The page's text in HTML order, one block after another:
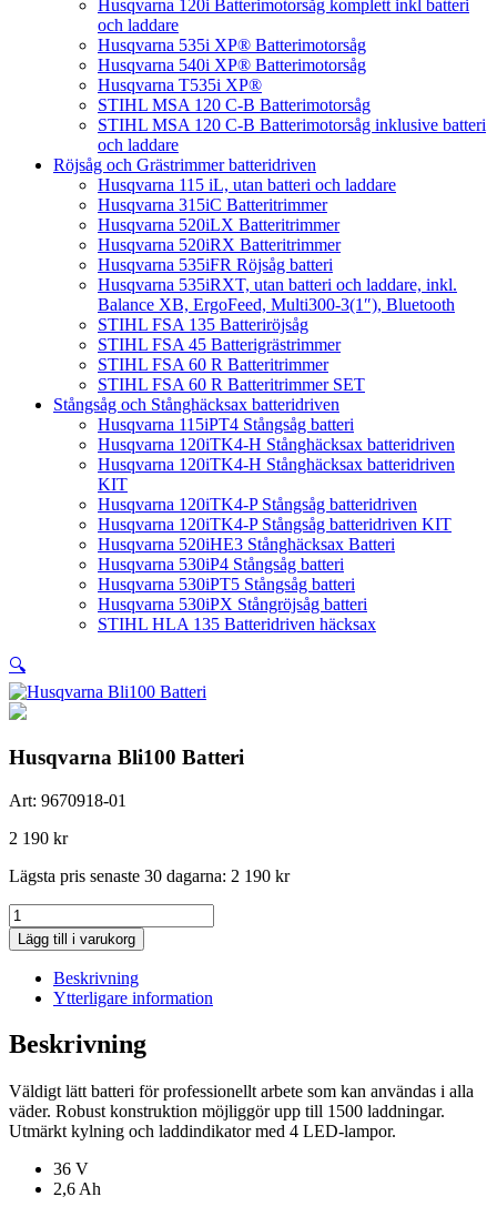
Husqvarna 120i Batterimotorsåg komplett inkl batteri
och laddare
Husqvarna 535i XP® Batterimotorsåg
Husqvarna 540i XP® Batterimotorsåg
Husqvarna T535i XP®
STIHL MSA 120 C-B Batterimotorsåg
STIHL MSA 120 C-B Batterimotorsåg inklusive batteri
och laddare
Röjsåg och Grästrimmer batteridriven
Husqvarna 115 iL, utan batteri och laddare
Husqvarna 315iC Batteritrimmer
Husqvarna 520iLX Batteritrimmer
Husqvarna 520iRX Batteritrimmer
Husqvarna 535iFR Röjsåg batteri
Husqvarna 535iRXT, utan batteri och laddare, inkl.
Balance XB, ErgoFeed, Multi300-3(1″), Bluetooth
STIHL FSA 135 Batteriröjsåg
STIHL FSA 45 Batterigrästrimmer
STIHL FSA 60 R Batteritrimmer
STIHL FSA 60 R Batteritrimmer SET
Stångsåg och Stånghäcksax batteridriven
Husqvarna 115iPT4 Stångsåg batteri
Husqvarna 120iTK4-H Stånghäcksax batteridriven
Husqvarna 120iTK4-H Stånghäcksax batteridriven
KIT
Husqvarna 120iTK4-P Stångsåg batteridriven
Husqvarna 120iTK4-P Stångsåg batteridriven KIT
Husqvarna 520iHE3 Stånghäcksax Batteri
Husqvarna 530iP4 Stångsåg batteri
Husqvarna 530iPT5 Stångsåg batteri
Husqvarna 530iPX Stångröjsåg batteri
STIHL HLA 135 Batteridriven häcksax
🔍
Husqvarna Bli100 Batteri
Art: 9670918-01
2 190 kr
Lägsta pris senaste 30 dagarna: 2 190 kr
Husqvarna
Bli100
Batteri
mängd
Lägg till i varukorg
Beskrivning
Ytterligare information
Beskrivning
Väldigt lätt batteri för professionellt arbete som kan användas i alla
väder. Robust konstruktion möjliggör upp till 1500 laddningar.
Utmärkt kylning och laddindikator med 4 LED-lampor.
36 V
2,6 Ah